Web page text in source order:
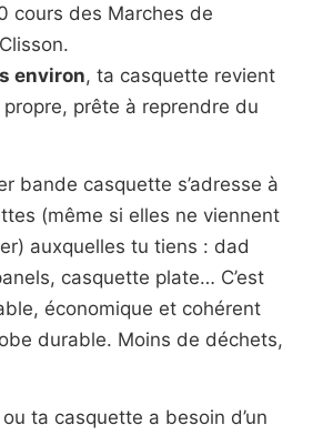
cours des Marches de
environ, ta casquette revient
prête à reprendre du
bande casquette s’adresse à
(même si elles ne viennent
auxquelles tu tiens : dad
casquette plate… C’est
économique et cohérent
durable. Moins de déchets,
ta casquette a besoin d’un